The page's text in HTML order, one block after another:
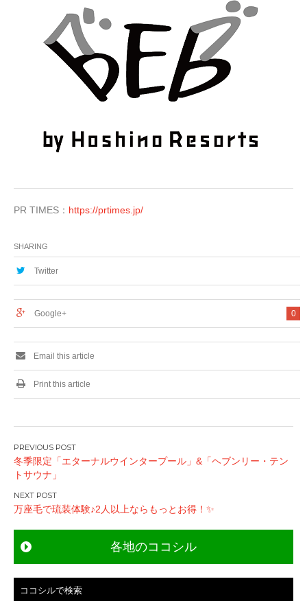
PR TIMES： https://prtimes.jp/
SHARING
Twitter
0
Google+
Email this article
Print this article
投
稿
ナ
ビ
ゲ
ー
シ
ョ
ン
冬季限定「エターナルウインタープール」&「ヘブンリー・テン
トサウナ」
万座毛で琉装体験♪2人以上ならもっとお得！✨
各地のココシル
ココシルで検索